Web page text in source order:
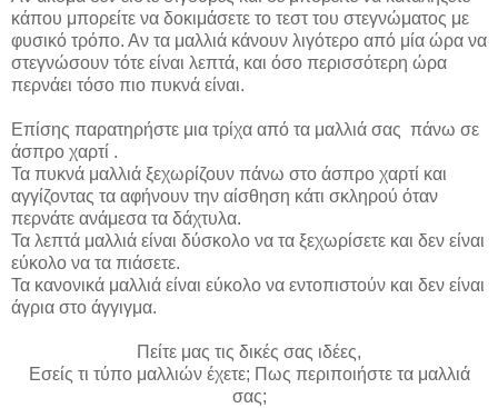
κάπου μπορείτε να δοκιμάσετε το τεστ του στεγνώματος με
φυσικό τρόπο. Αν τα μαλλιά κάνουν λιγότερο από μία ώρα να
στεγνώσουν τότε είναι λεπτά, και όσο περισσότερη ώρα
περνάει τόσο πιο πυκνά είναι.
Επίσης παρατηρήστε μια τρίχα από τα μαλλιά σας πάνω σε
άσπρο χαρτί .
Τα πυκνά μαλλιά ξεχωρίζουν πάνω στο άσπρο χαρτί και
αγγίζοντας τα αφήνουν την αίσθηση κάτι σκληρού όταν
περνάτε ανάμεσα τα δάχτυλα.
Τα λεπτά μαλλιά είναι δύσκολο να τα ξεχωρίσετε και δεν είναι
εύκολο να τα πιάσετε.
Τα κανονικά μαλλιά είναι εύκολο να εντοπιστούν και δεν είναι
άγρια στο άγγιγμα.
Πείτε μας τις δικές σας ιδέες,
Εσείς τι τύπο μαλλιών έχετε; Πως περιποιήστε τα μαλλιά
σας;